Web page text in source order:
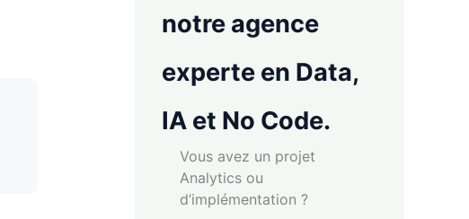
notre agence
experte en Data,
IA et No Code.
Vous avez un projet
Analytics ou
d’implémentation ?